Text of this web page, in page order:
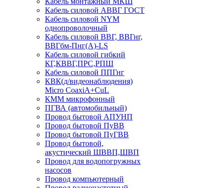
Кабель силовой АВВГ ГОСТ
Кабель силовой NYM
однопроволочный
Кабель силовой ВВГ, ВВГнг,
ВВГбм-Пнг(А)-LS
Кабель силовой гибкий
КГ,КВВГ,ПРС,РПШ
Кабель силовой ППГнг
КВК(д/видеонаблюдения)
Micro CoaxiA+CuL
КММ микрофонный
ПГВА (автомобильный)
Провод бытовой АПУНП
Провод бытовой ПуВВ
Провод бытовой ПуГВВ
Провод бытовой,
акустический ШВВП,ШВП
Провод для водопогружных
насосов
Провод компьютерный